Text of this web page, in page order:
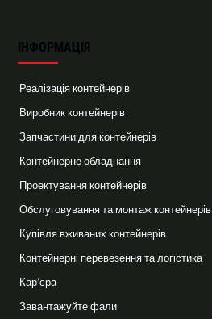
ІНФОРМАЦІЯ
Реалізація контейнерів
Виробник контейнерів
Запчастини для контейнерів
Контейнерне обладнання
Проектування контейнерів
Обслуговування та монтаж контейнерів
Купівля вживаних контейнерів
Контейнерні перевезення та логістика
Кар’єра
Завантажуйте фали